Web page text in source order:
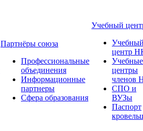
Партнёры союза
Профессиональные
объединения
Информационные
партнеры
Сфера образования
Учебный
центр
Учебные
центры
членов
СПО и
ВУЗы
Паспорт